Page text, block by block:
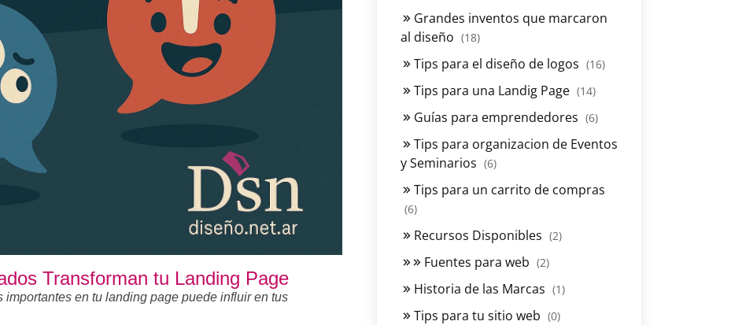
Grandes inventos que marcaron
al diseño (18)
Tips para el diseño de logos (16)
Tips para una Landig Page (14)
Guías para emprendedores (6)
Tips para organizacion de Eventos
y Seminarios (6)
Tips para un carrito de compras
(6)
Recursos Disponibles (2)
Fuentes para web (2)
Historia de las Marcas (1)
Tips para tu sitio web (0)
Transforman tu Landing Page
en tu landing page puede influir en tus